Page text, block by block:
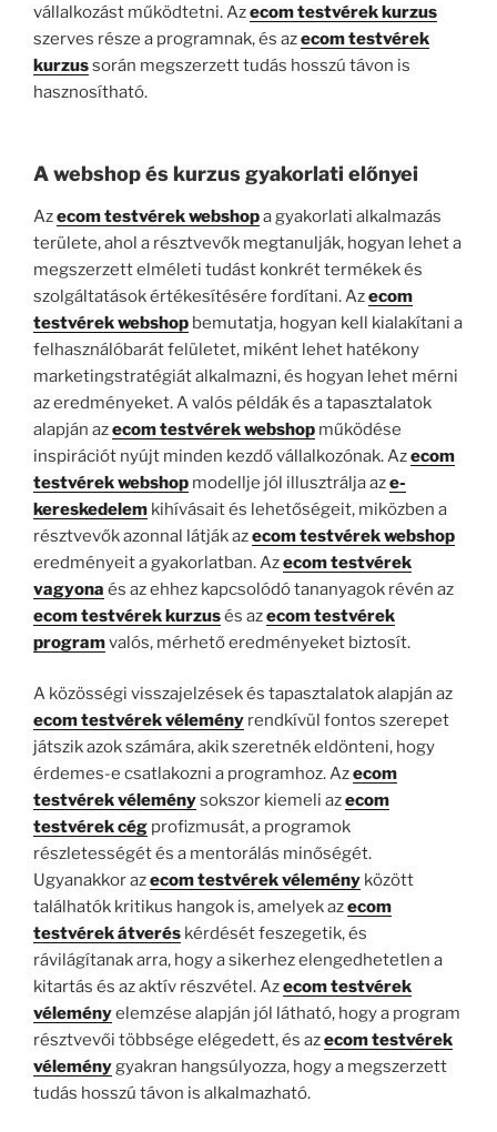
vállalkozást működtetni. Azecom testvérek kurzus
szerves része a programnak, és azecom testvérek
kurzussorán megszerzett tudás hosszú távon is
hasznosítható.
A webshop és kurzus gyakorlati előnyei
Azecom testvérek webshopa gyakorlati alkalmazás
területe, ahol a résztvevők megtanulják, hogyan lehet a
megszerzett elméleti tudást konkrét termékek és
szolgáltatások értékesítésére fordítani. Azecom
testvérek webshop bemutatja, hogyan kell kialakítani a
felhasználóbarát felületet, miként lehet hatékony
marketingstratégiát alkalmazni, és hogyan lehet mérni
az eredményeket. A valós példák és a tapasztalatok
alapján azecom testvérek webshop működése
inspirációt nyújt minden kezdő vállalkozónak. Azecom
testvérek webshop modellje jól illusztrálja aze-
kereskedelem kihívásait és lehetőségeit, miközben a
résztvevők azonnal látják azecom testvérek webshop
eredményeit a gyakorlatban. Azecom testvérek
vagyona és az ehhez kapcsolódó tananyagok révén az
ecom testvérek kurzusés azecom testvérek
programvalós, mérhető eredményeket biztosít.
A közösségi visszajelzések és tapasztalatok alapján az
ecom testvérek vélemény rendkívül fontos szerepet
játszik azok számára, akik szeretnék eldönteni, hogy
érdemes-e csatlakozni a programhoz. Azecom
testvérek véleménysokszor kiemeli azecom
testvérek cég profizmusát, a programok
részletességét és a mentorálás minőségét.
Ugyanakkor azecom testvérek vélemény között
találhatók kritikus hangok is, amelyek azecom
testvérek átverés kérdését feszegetik, és
rávilágítanak arra, hogy a sikerhez elengedhetetlen a
kitartás és az aktív részvétel. Azecom testvérek
véleményelemzése alapján jól látható, hogy a program
résztvevői többsége elégedett, és azecom testvérek
véleménygyakran hangsúlyozza, hogy a megszerzett
tudás hosszú távon is alkalmazható.